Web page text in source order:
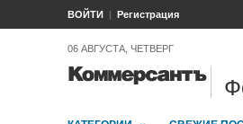
ВОЙТИ Регистрация
06 АВГУСТА, ЧЕТВЕРГ